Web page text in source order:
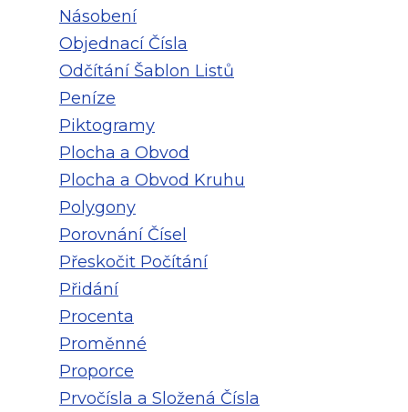
Násobení
Objednací Čísla
Odčítání Šablon Listů
Peníze
Piktogramy
Plocha a Obvod
Plocha a Obvod Kruhu
Polygony
Porovnání Čísel
Přeskočit Počítání
Přidání
Procenta
Proměnné
Proporce
Prvočísla a Složená Čísla